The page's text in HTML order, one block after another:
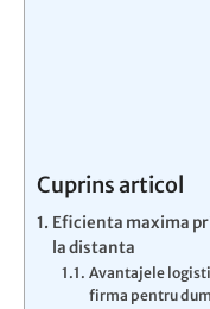
Cuprins articol
Eficienta maxima
la distanta
Avantajele
firma pentru